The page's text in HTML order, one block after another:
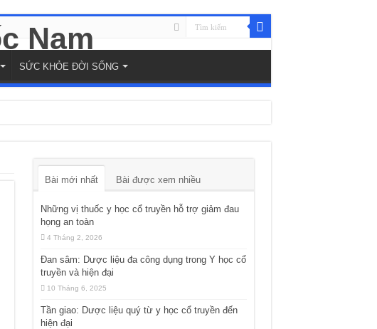
SỨC KHỎE ĐỜI SỐNG
Bài mới nhất Bài được xem nhiều
Những vị thuốc y học cổ truyền hỗ trợ giảm đau
họng an toàn
4 Tháng 2, 2026
Đan sâm: Dược liệu đa công dụng trong Y học cổ
truyền và hiện đại
10 Tháng 6, 2025
Tần giao: Dược liệu quý từ y học cổ truyền đến
hiện đại